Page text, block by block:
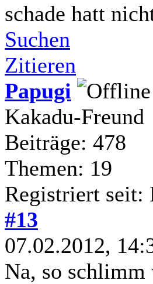
schade hatt
Suchen
Zitieren
Papugi
Kakadu-Freund
Beiträge: 478
Themen: 19
Registriert seit:
#13
07.02.2012,
Na, so